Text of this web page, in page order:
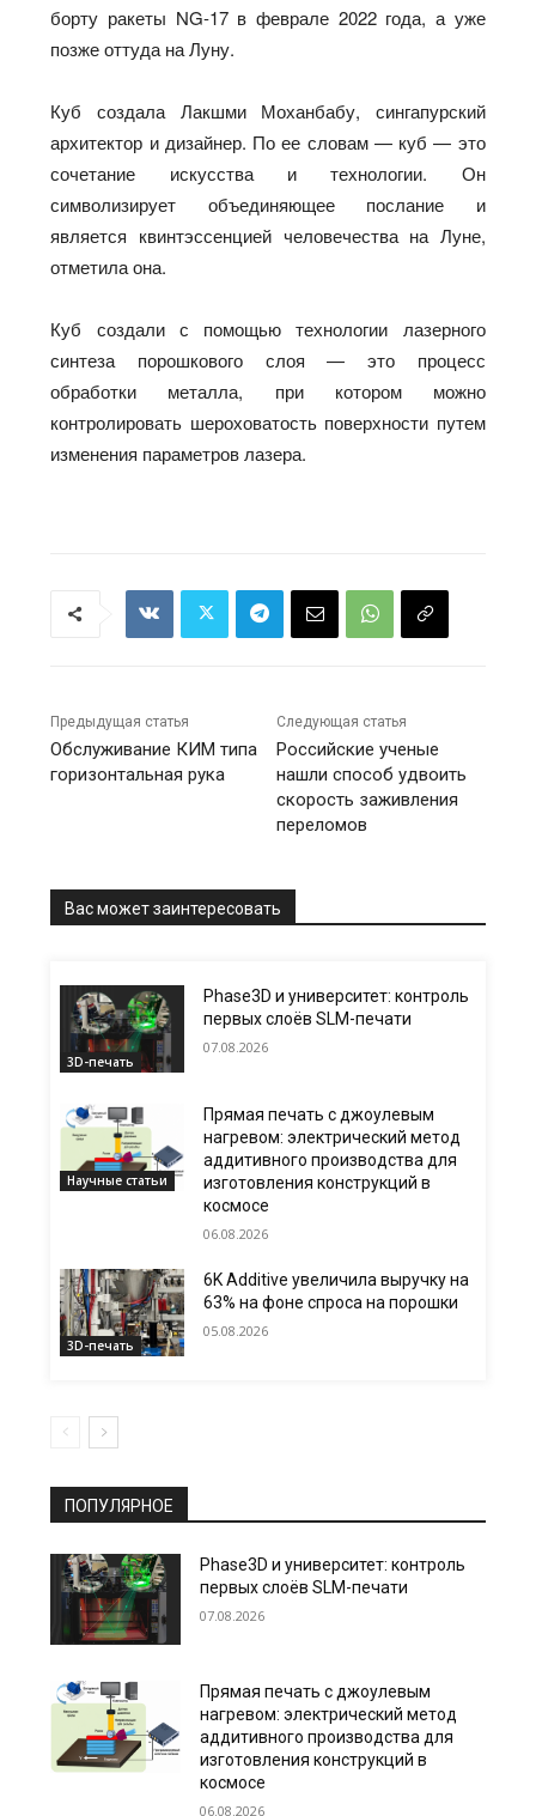
борту ракеты NG-17 в феврале 2022 года, а уже
позже оттуда на Луну.
Куб создала Лакшми Моханбабу, сингапурский
архитектор и дизайнер. По ее словам — куб — это
сочетание искусства и технологии. Он
символизирует объединяющее послание и
является квинтэссенцией человечества на Луне,
отметила она.
Куб создали с помощью технологии лазерного
синтеза порошкового слоя — это процесс
обработки металла, при котором можно
контролировать шероховатость поверхности путем
изменения параметров лазера.
Предыдущая статья
Обслуживание КИМ типа
горизонтальная рука
Следующая статья
Российские ученые
нашли способ удвоить
скорость заживления
переломов
Вас может заинтересовать
3D-печать
Phase3D и университет: контроль
первых слоёв SLM-печати
07.08.2026
Научные статьи
Прямая печать с джоулевым
нагревом: электрический метод
аддитивного производства для
изготовления конструкций в
космосе
06.08.2026
3D-печать
6K Additive увеличила выручку на
63% на фоне спроса на порошки
05.08.2026
ПОПУЛЯРНОЕ
Phase3D и университет: контроль
первых слоёв SLM-печати
07.08.2026
Прямая печать с джоулевым
нагревом: электрический метод
аддитивного производства для
изготовления конструкций в
космосе
06.08.2026